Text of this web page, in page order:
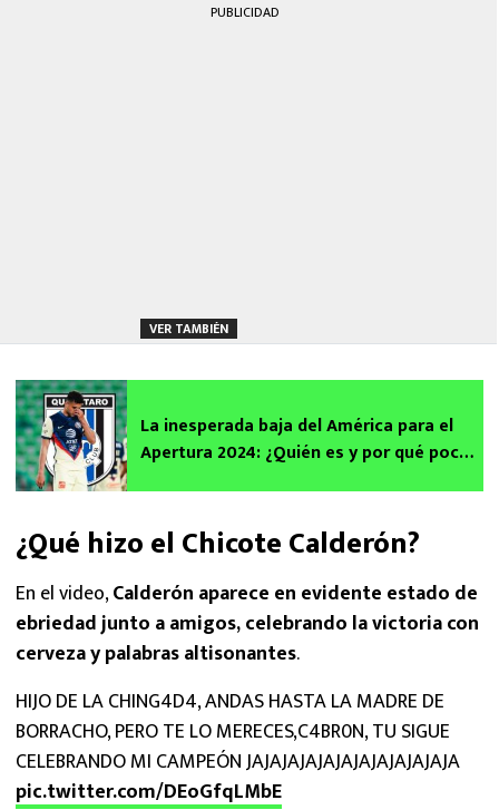
PUBLICIDAD
VER TAMBIÉN
La inesperada baja del América para el
Apertura 2024: ¿Quién es y por qué pocos
¿Qué hizo el Chicote Calderón?
En el video,Calderón aparece en evidente estado de
ebriedad junto a amigos, celebrando la victoria con
cerveza y palabras altisonantes.
HIJO DE LA CHING4D4, ANDAS HASTA LA MADRE DE
BORRACHO, PERO TE LO MERECES,C4BR0N, TU SIGUE
CELEBRANDO MI CAMPEÓN JAJAJAJAJAJAJAJAJAJAJAJA
pic.twitter.com/DEoGfqLMbE